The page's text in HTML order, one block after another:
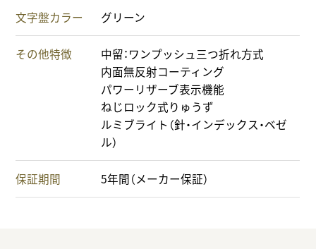
文字盤カラー グリーン
その他特徴
中留：ワンプッシュ三つ折れ方式
内面無反射コーティング
パワーリザーブ表示機能
ねじロック式りゅうず
ルミブライト（針・インデックス・ベゼ
ル）
保証期間 5年間（メーカー保証）